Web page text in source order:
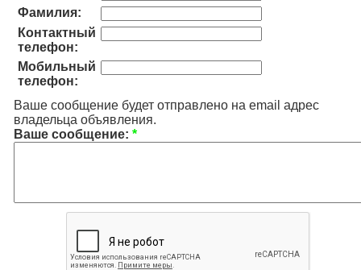
Фамилия:
Контактный
телефон:
Мобильный
телефон:
Ваше сообщение будет отправлено на email адрес
владельца объявления.
Ваше сообщение: *